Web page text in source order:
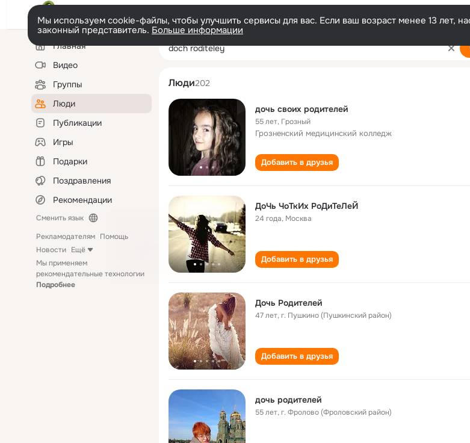
Мы используем cookie-файлы, чтобы улучшить сервисы для вас. Если ваш возраст менее 13 лет,
законный представитель. Больше информации
Левая
колонкаГлавная
Видео
Группы
Люди
Публикации
Игры
Подарки
Поздравления
Рекомендации
Сменить язык
Рекламодателям Помощь
Новости Ещё
Мы применяем
рекомендательные технологии
Подробнее
doch roditeley
Люди202
дочь своих родителей
55 лет, Грозный
Грозненский медицинский колледж
Добавить в друзья
ДоЧь ЧоТкИх РоДиТеЛеЙ
24 года, Москва
Добавить в друзья
Дочь Родителей
47 лет,г. Пушкино (Пушкинский район)
Добавить в друзья
дочь родителей
55 лет,г. Фролово (Фроловский район)